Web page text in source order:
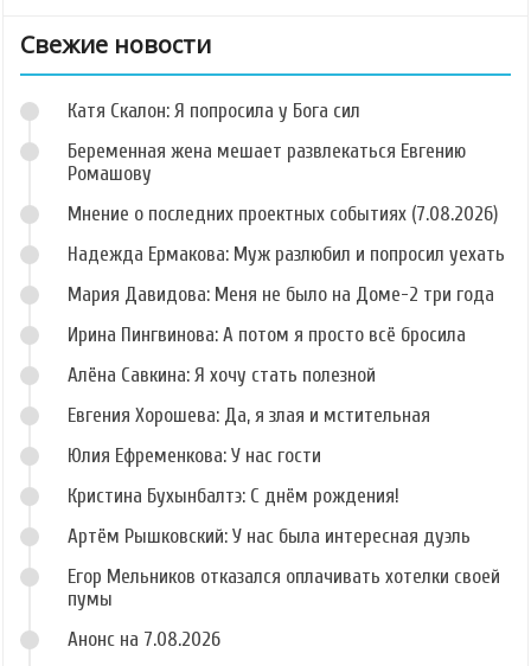
Свежие новости
Катя Скалон: Я попросила у Бога сил
Беременная жена мешает развлекаться Евгению
Ромашову
Мнение о последних проектных событиях (7.08.2026)
Надежда Ермакова: Муж разлюбил и попросил уехать
Мария Давидова: Меня не было на Доме-2 три года
Ирина Пингвинова: А потом я просто всё бросила
Алёна Савкина: Я хочу стать полезной
Евгения Хорошева: Да, я злая и мстительная
Юлия Ефременкова: У нас гости
Кристина Бухынбалтэ: С днём рождения!
Артём Рышковский: У нас была интересная дуэль
Егор Мельников отказался оплачивать хотелки своей
пумы
Анонс на 7.08.2026